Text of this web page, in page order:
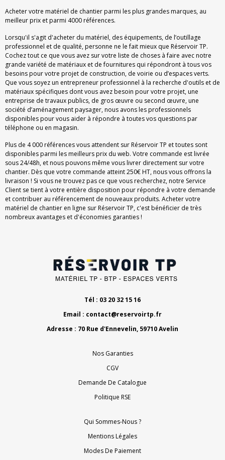
Acheter votre matériel de chantier parmi les plus grandes marques, au
meilleur prix et parmi 4000 références.
Lorsqu'il s'agit d'acheter du matériel, des équipements, de l’outillage
professionnel et de qualité, personne ne le fait mieux que Réservoir TP.
Cochez tout ce que vous avez sur votre liste de choses à faire avec notre
grande variété de matériaux et de fournitures qui répondront à tous vos
besoins pour votre projet de construction, de voirie ou d’espaces verts.
Que vous soyez un entrepreneur professionnel à la recherche d'outils et de
matériaux spécifiques dont vous avez besoin pour votre projet, une
entreprise de travaux publics, de gros œuvre ou second œuvre, une
société d’aménagement paysager, nous avons les professionnels
disponibles pour vous aider à répondre à toutes vos questions par
téléphone ou en magasin.
Plus de 4 000 références vous attendent sur Réservoir TP et toutes sont
disponibles parmi les meilleurs prix du web. Votre commande est livrée
sous 24/48h, et nous pouvons même vous livrer directement sur votre
chantier. Dès que votre commande atteint 250€ HT, nous vous offrons la
livraison ! Si vous ne trouvez pas ce que vous recherchez, notre Service
Client se tient à votre entière disposition pour répondre à votre demande
et contribuer au référencement de nouveaux produits. Acheter votre
matériel de chantier en ligne sur Réservoir TP, c'est bénéficier de très
nombreux avantages et d'économies garanties !
Tél : 03 20 32 15 16
Email : contact@reservoirtp.fr
Adresse : 70 Rue d'Ennevelin, 59710 Avelin
Nos Garanties
CGV
Demande De Catalogue
Politique RSE
Qui Sommes-Nous ?
Mentions Légales
Modes De Paiement